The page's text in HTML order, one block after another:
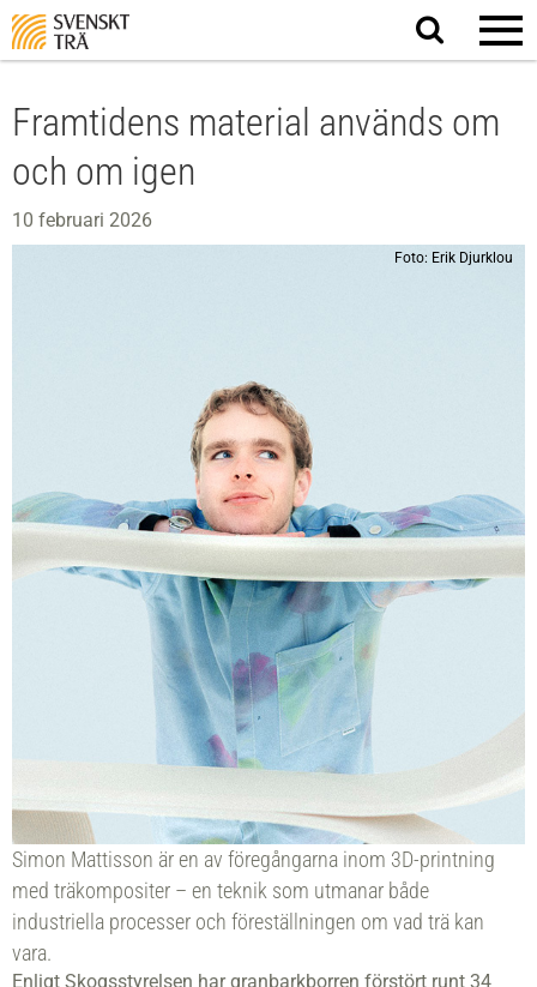
Sök
på
Framtidens material används om
och om igen
10 februari 2026
Foto: Erik Djurklou
Simon Mattisson är en av föregångarna inom 3D-printning
med träkompositer – en teknik som utmanar både
industriella processer och föreställningen om vad trä kan
vara.
Enligt Skogsstyrelsen har granbarkborren förstört runt 34